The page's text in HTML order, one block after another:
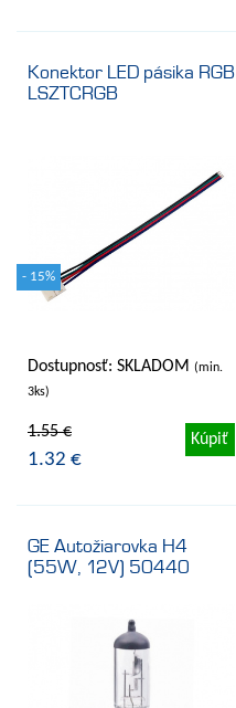
Konektor LED pásika RGB
LSZTCRGB
- 15%
Dostupnosť: SKLADOM (min.
3ks)
1.55 €
1.32 €
Kúpiť
GE Autožiarovka H4
(55W, 12V) 50440